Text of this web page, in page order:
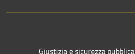
Giustizia e sicurezza pubblica